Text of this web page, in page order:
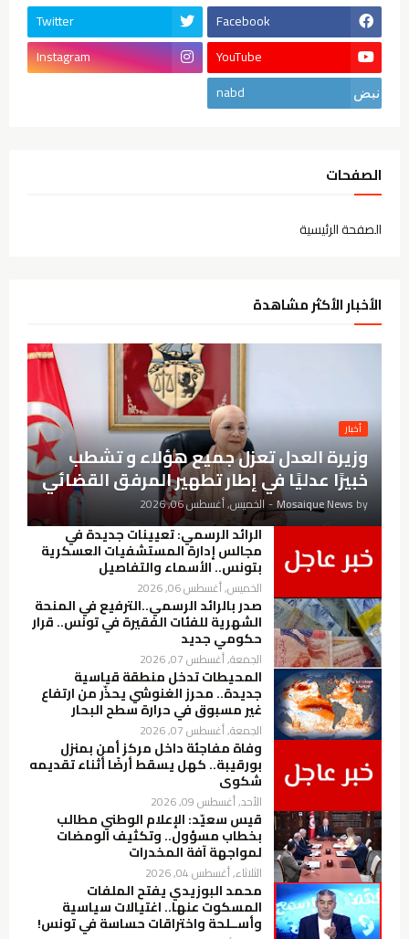
Facebook
Twitter
YouTube
Instagram
nabd
الصفحات
الصفحة الرئيسية
الأخبار الأكثر مشاهدة
أخبار
وزيرة العدل تعزل جميع هؤلاء و تشطب
خبيرًا عدليًا في إطار تطهير المرفق القضائي
by
Mosaique News
- الخميس, أغسطس 06, 2026
الرائد الرسمي: تعيينات جديدة في
مجالس إدارة المستشفيات العسكرية
بتونس.. الأسماء والتفاصيل
الخميس, أغسطس 06, 2026
صدر بالرائد الرسمي..الترفيع في المنحة
الشهرية للفئات الفقيرة في تونس.. قرار
حكومي جديد
الجمعة, أغسطس 07, 2026
المحيطات تدخل منطقة قياسية
جديدة.. محرز الغنوشي يحذّر من ارتفاع
غير مسبوق في حرارة سطح البحار
الجمعة, أغسطس 07, 2026
وفاة مفاجئة داخل مركز أمن بمنزل
بورقيبة.. كهل يسقط أرضًا أثناء تقديمه
شكوى
الأحد, أغسطس 09, 2026
قيس سعيّد: الإعلام الوطني مطالب
بخطاب مسؤول.. وتكثيف الومضات
لمواجهة آفة المخدرات
الثلاثاء, أغسطس 04, 2026
محمد البوزيدي يفتح الملفات
المسكوت عنها.. اغتيالات سياسية
وأســلحة واختراقات حساسة في تونس!